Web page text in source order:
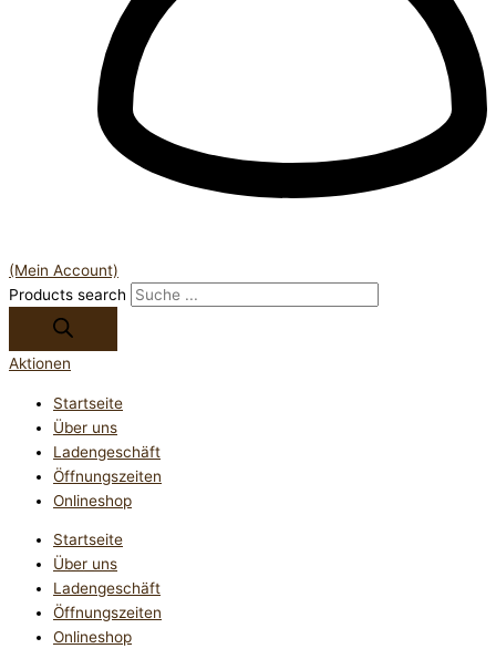
(Mein Account)
Products search
Aktionen
Startseite
Über uns
Ladengeschäft
Öffnungszeiten
Onlineshop
Startseite
Über uns
Ladengeschäft
Öffnungszeiten
Onlineshop